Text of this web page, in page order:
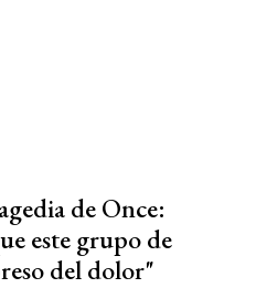
de Once:
este grupo de
del dolor"